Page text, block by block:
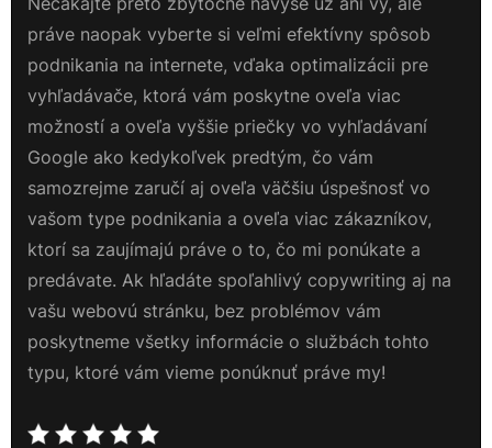
práve naopak vyberte si veľmi efektívny spôsob
podnikania na internete, vďaka optimalizácii pre
vyhľadávače, ktorá vám poskytne oveľa viac
možností a oveľa vyššie priečky vo vyhľadávaní
Google ako kedykoľvek predtým, čo vám
samozrejme zaručí aj oveľa väčšiu úspešnosť vo
vašom type podnikania a oveľa viac zákazníkov,
ktorí sa zaujímajú práve o to, čo mi ponúkate a
predávate. Ak hľadáte spoľahlivý copywriting aj na
vašu webovú stránku, bez problémov vám
poskytneme všetky informácie o službách tohto
typu, ktoré vám vieme ponúknuť práve my!